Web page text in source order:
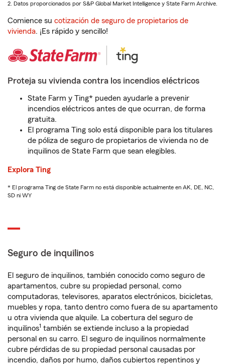
2. Datos proporcionados por S&P Global Market Intelligence y State Farm Archive.
Comience su cotización de seguro de propietarios de
vivienda. ¡Es rápido y sencillo!
Proteja su vivienda contra los incendios eléctricos
State Farm y Ting* pueden ayudarle a prevenir
incendios eléctricos antes de que ocurran, de forma
gratuita.
El programa Ting solo está disponible para los titulares
de póliza de seguro de propietarios de vivienda no de
inquilinos de State Farm que sean elegibles.
Explora Ting
* El programa Ting de State Farm no está disponible actualmente en AK, DE, NC,
SD ni WY
Seguro de inquilinos
El seguro de inquilinos, también conocido como seguro de
apartamentos, cubre su propiedad personal, como
computadoras, televisores, aparatos electrónicos, bicicletas,
muebles y ropa, tanto dentro como fuera de su apartamento
u otra vivienda que alquile. La cobertura del seguro de
inquilinos1 también se extiende incluso a la propiedad
personal en su carro. El seguro de inquilinos normalmente
cubre pérdidas de su propiedad personal causadas por
incendio, daños por humo, daños cubiertos repentinos y